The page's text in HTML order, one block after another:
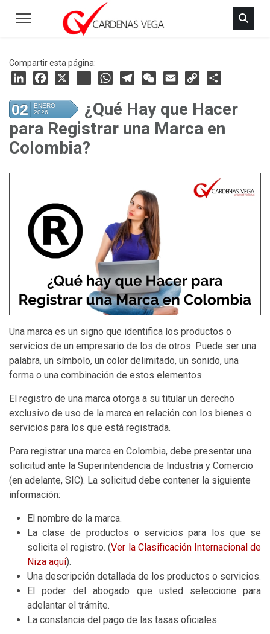
Compartir esta página:
Link
02
ENERO
2026
¿Qué Hay que Hacer
para Registrar una Marca en
Colombia?
Una marca es un signo que identifica los productos o
servicios de un empresario de los de otros. Puede ser una
palabra, un símbolo, un color delimitado, un sonido, una
forma o una combinación de estos elementos.
El registro de una marca otorga a su titular un derecho
exclusivo de uso de la marca en relación con los bienes o
servicios para los que está registrada.
Para registrar una marca en Colombia, debe presentar una
solicitud ante la Superintendencia de Industria y Comercio
(en adelante, SIC). La solicitud debe contener la siguiente
información:
El nombre de la marca.
La clase de productos o servicios para los que se
solicita el registro. (Ver la Clasificación Internacional de
Niza aquí).
Una descripción detallada de los productos o servicios.
El poder del abogado que usted seleccione para
adelantar el trámite.
La constancia del pago de las tasas oficiales.